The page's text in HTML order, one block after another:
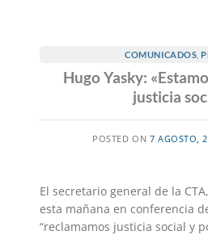
COMUNICADOS ,
Hugo Yasky:
justicia
POSTED ON 7 AGOSTO,
El secretario general de la
esta mañana en conferencia
“reclamamos justicia social y